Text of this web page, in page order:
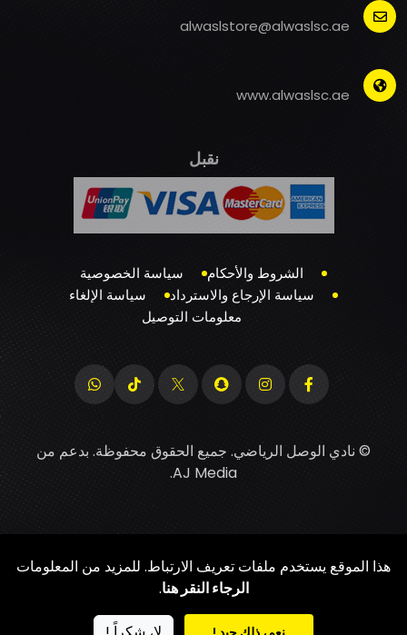
alwaslstore@alwaslsc.ae
www.alwaslsc.ae
نقبل
الشروط والأحكام
سياسة الخصوصية
سياسة الإرجاع والاسترداد
سياسة الإلغاء
معلومات التوصيل
© نادي الوصل الرياضي. جميع الحقوق محفوظة. بدعم من
AJ Media
.
هذا الموقع يستخدم ملفات تعريف الارتباط. للمزيد من المعلومات
الرجاء النقر هنا.